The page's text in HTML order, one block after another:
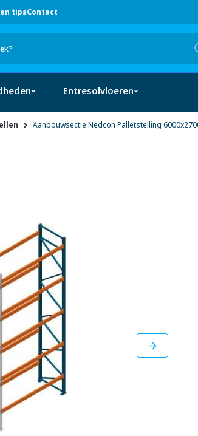
tipsContact
Entresolvloeren
Aanbouwsectie Nedcon Palletstelling